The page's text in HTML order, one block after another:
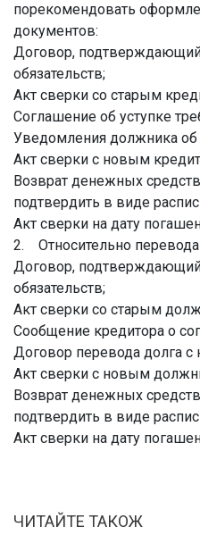
порекомендовать
документов:
Договор,
обязательств;
Акт сверки со старым
Соглашение об уступке
Уведомления должника об
Акт сверки с новым
Возврат денежных
подтвердить в виде
Акт сверки на дату
2. Относительно перевода
Договор,
обязательств;
Акт сверки со старым
Сообщение кредитора о
Договор перевода долга
Акт сверки с новым
Возврат денежных
подтвердить в виде
Акт сверки на дату
ЧИТАЙТЕ ТАКОЖ